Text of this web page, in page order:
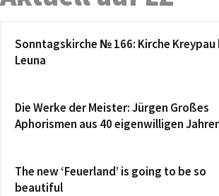
Sonntagskirche № 166: Kirche Kreypau
Leuna
Die Werke der Meister: Jürgen Großes
Aphorismen aus 40 eigenwilligen
The new ‘Feuerland’ is going to be so
beautiful